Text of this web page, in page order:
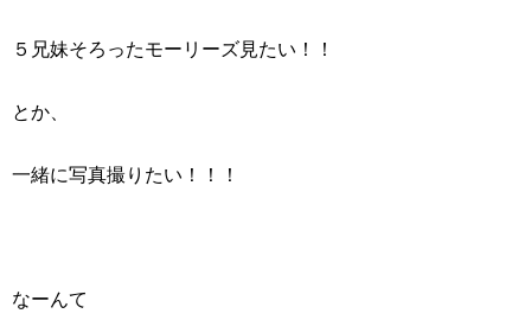
５兄妹そろったモーリーズ見たい！！
とか、
一緒に写真撮りたい！！！
なーんて